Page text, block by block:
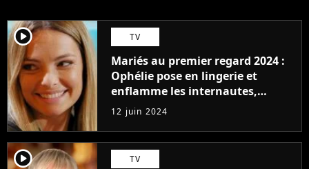
player2 TV
Mariés au premier regard 2024 :
Ophélie pose en lingerie et
enflamme les internautes,
"Quelle pure beauté parfaite !"
12 juin 2024
player2 TV